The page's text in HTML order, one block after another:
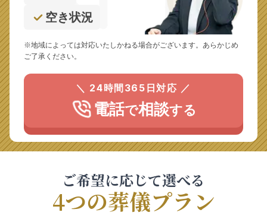
空き状況
※地域によっては対応いたしかねる場合がございます。あらかじめ
ご了承ください。
＼ 24時間365日対応 ／
電話で相談する
ご希望に応じて選べる
4つの葬儀プラン